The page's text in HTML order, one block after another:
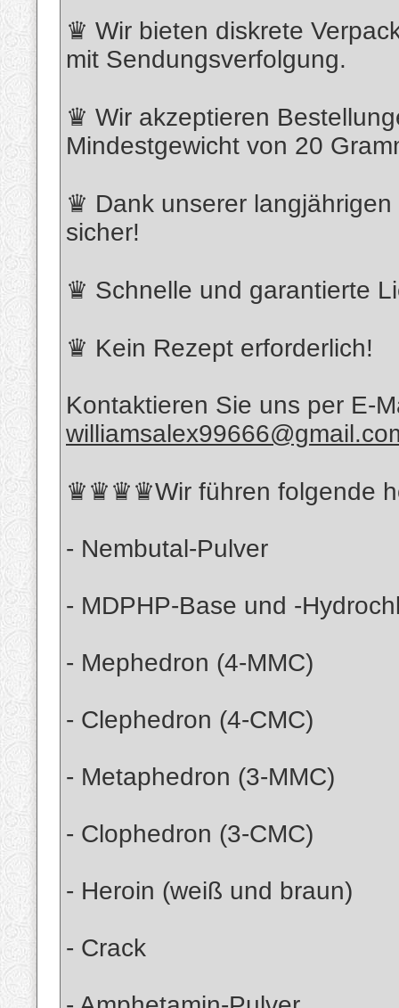
♛ Wir bieten diskrete
mit Sendungsverfolgung.
♛ Wir akzeptieren
Mindestgewicht von 20
♛ Dank unserer
sicher!
♛ Schnelle und garantierte
♛ Kein Rezept erforderlich!
Kontaktieren Sie uns per E-
♛♛♛♛Wir führen folgende
- Nembutal-Pulver
- MDPHP-Base und -
- Mephedron (4-MMC)
- Clephedron (4-CMC)
- Metaphedron (3-MMC)
- Clophedron (3-CMC)
- Heroin (weiß und braun)
- Crack